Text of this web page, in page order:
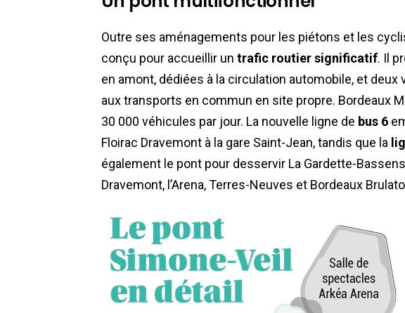
Outre ses aménagements pour les piétons et les
conçu pour accueillir un trafic routier significatif. Il
en amont, dédiées à la circulation automobile, et
aux transports en commun en site propre. Bordeaux
30 000 véhicules par jour. La nouvelle ligne de bus 6
Floirac Dravemont à la gare Saint-Jean, tandis que la
également le pont pour desservir La Gardette-
Dravemont, l’Arena, Terres-Neuves et Bordeaux